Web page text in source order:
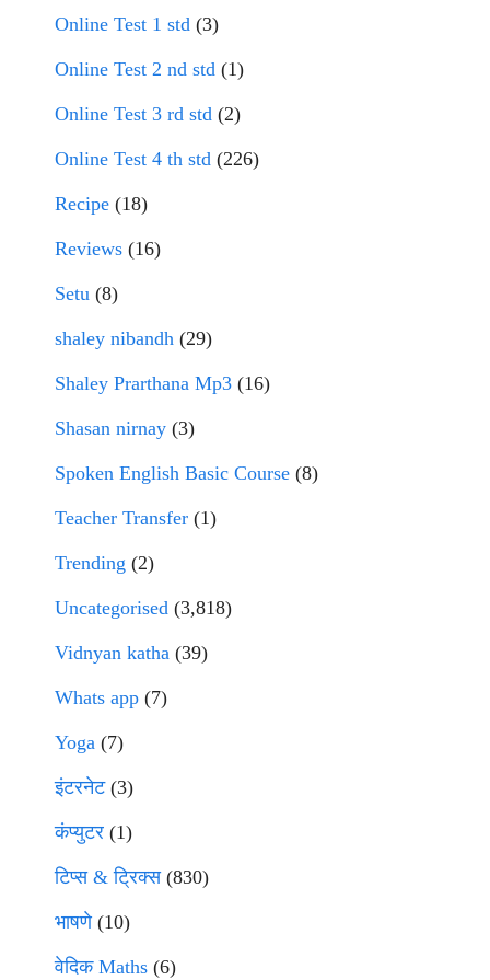
Online Test 1 std (3)
Online Test 2 nd std (1)
Online Test 3 rd std (2)
Online Test 4 th std (226)
Recipe (18)
Reviews (16)
Setu (8)
shaley nibandh (29)
Shaley Prarthana Mp3 (16)
Shasan nirnay (3)
Spoken English Basic Course (8)
Teacher Transfer (1)
Trending (2)
Uncategorised (3,818)
Vidnyan katha (39)
Whats app (7)
Yoga (7)
इंटरनेट(3)
कंप्युटर (1)
टिप्स & ट्रिक्स(830)
भाषणे(10)
वेदिक Maths (6)